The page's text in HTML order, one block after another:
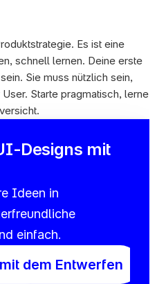
Es ist eine
schnell lernen. Deine erste
Sie muss nützlich sein,
Starte pragmatisch, lerne
Designs mit
Ideen in
einfach.
dem Entwerfen